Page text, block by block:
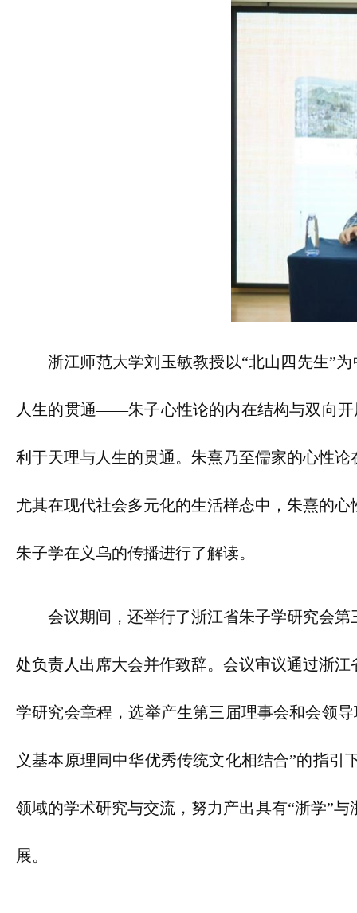
浙江师范大学刘玉敏教授以“北山四先生”
人生的贯通——朱子心性论的内在结构与双向开
利于天理与人生的贯通。朱熹乃至儒家的心性
尤其在现代社会多元化的生活样态中，朱熹的
朱子学在义乌的传播进行了解读。
会议期间，还举行了浙江省朱子学研究会
处负责人出席大会并作致辞。会议审议通过浙
学研究会章程，选举产生第三届理事会和会领
义基本原理同中华优秀传统文化相结合”的指
领域的学术研究与交流，努力产出具有“浙学”
展。